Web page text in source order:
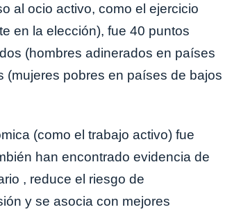
al ocio activo, como el ejercicio
en la elección), fue 40 puntos
(hombres adinerados en países
(mujeres pobres en países de bajos
(como el trabajo activo) fue
han encontrado evidencia de
, reduce el riesgo de
y se asocia con mejores